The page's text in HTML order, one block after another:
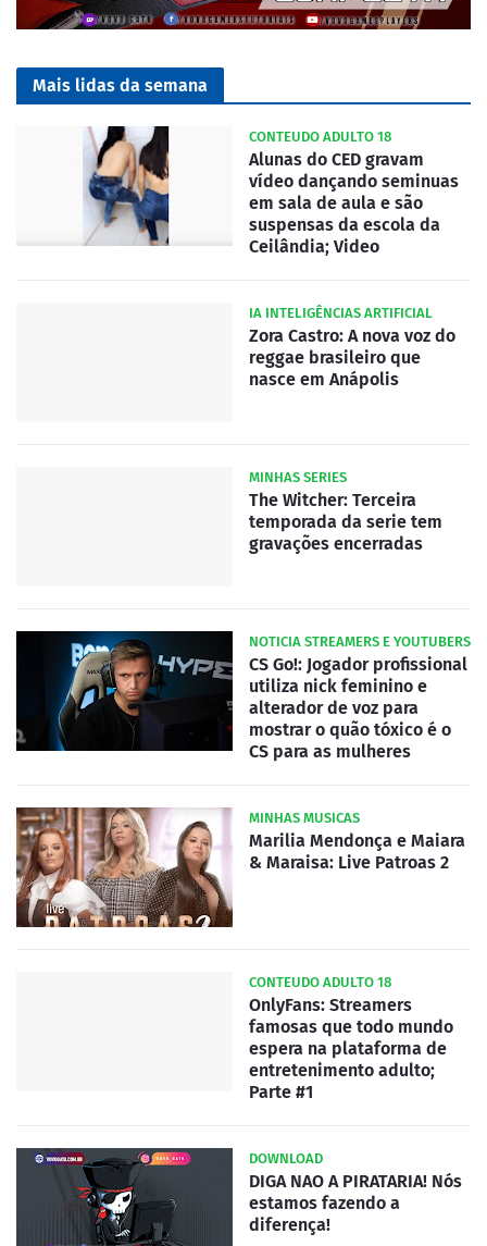
Mais lidas da semana
CONTEUDO ADULTO 18
Alunas do CED gravam
vídeo dançando seminuas
em sala de aula e são
suspensas da escola da
Ceilândia; Video
IA INTELIGÊNCIAS ARTIFICIAL
Zora Castro: A nova voz do
reggae brasileiro que
nasce em Anápolis
MINHAS SERIES
The Witcher: Terceira
temporada da serie tem
gravações encerradas
NOTICIA STREAMERS E YOUTUBERS
CS Go!: Jogador profissional
utiliza nick feminino e
alterador de voz para
mostrar o quão tóxico é o
CS para as mulheres
MINHAS MUSICAS
Marilia Mendonça e Maiara
& Maraisa: Live Patroas 2
CONTEUDO ADULTO 18
OnlyFans: Streamers
famosas que todo mundo
espera na plataforma de
entretenimento adulto;
Parte #1
DOWNLOAD
DIGA NAO A PIRATARIA! Nós
estamos fazendo a
diferença!